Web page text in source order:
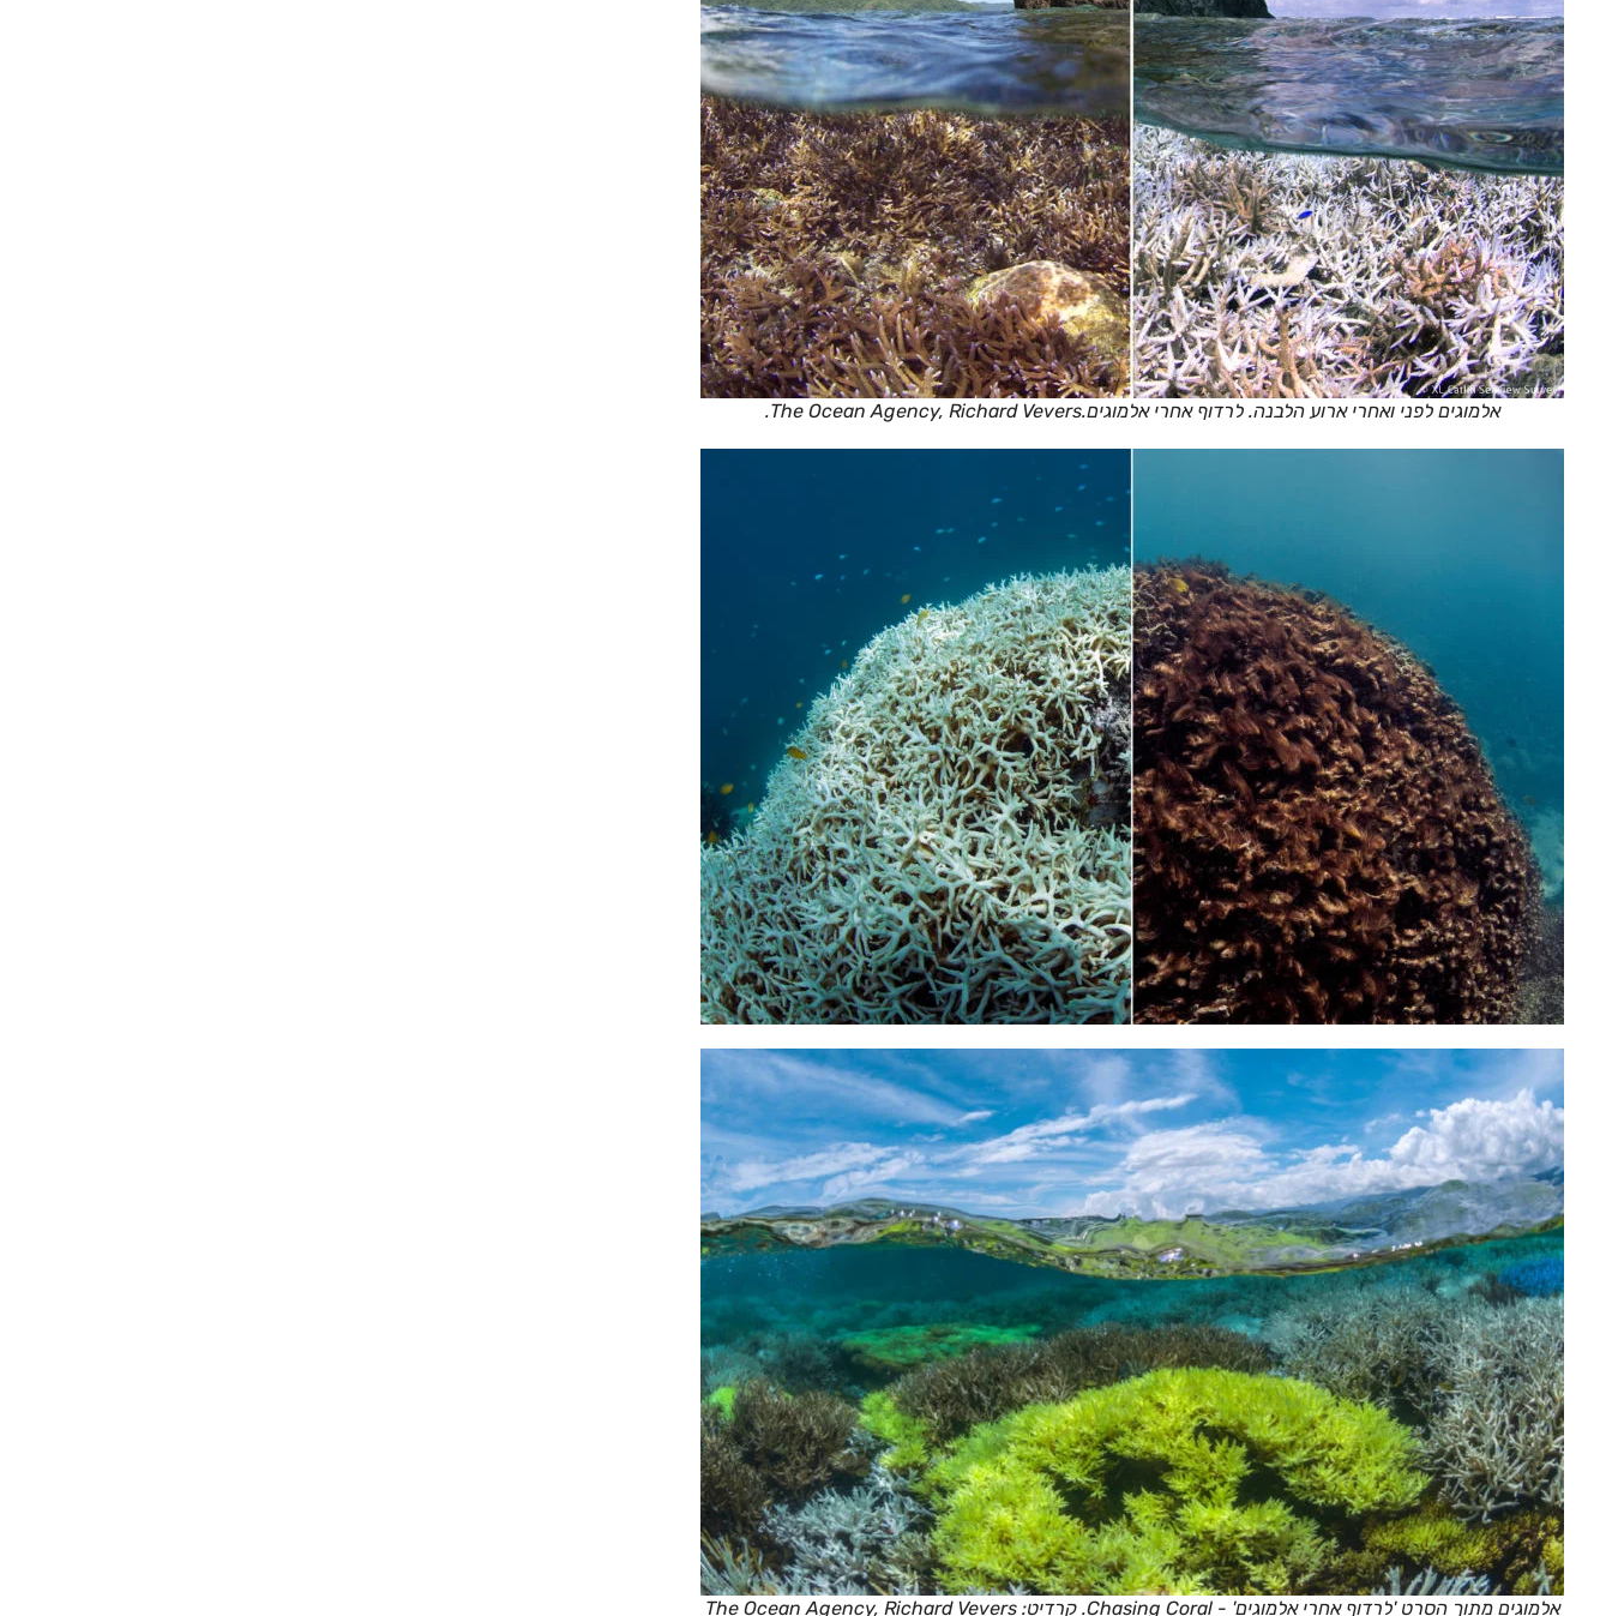
אלמוגים לפני ואחרי ארוע הלבנה. לרדוף אחרי אלמוגים.The Ocean Agency, Richard Vevers.
אלמוגים מתוך הסרט 'לרדוף אחרי אלמוגים' - Chasing Coral. קרדיט: The Ocean Agency, Richard Vevers